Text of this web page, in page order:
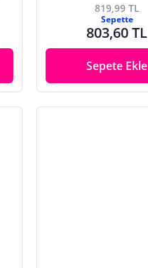
819,99 TL
Sepette
803,60 TL
Sepete Ekle